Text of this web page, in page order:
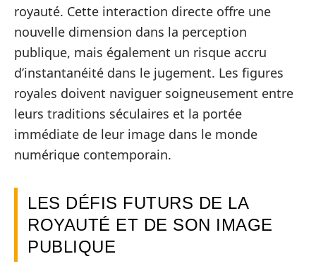
royauté. Cette interaction directe offre une
nouvelle dimension dans la perception
publique, mais également un risque accru
d’instantanéité dans le jugement. Les figures
royales doivent naviguer soigneusement entre
leurs traditions séculaires et la portée
immédiate de leur image dans le monde
numérique contemporain.
LES DÉFIS FUTURS DE LA
ROYAUTÉ ET DE SON IMAGE
PUBLIQUE